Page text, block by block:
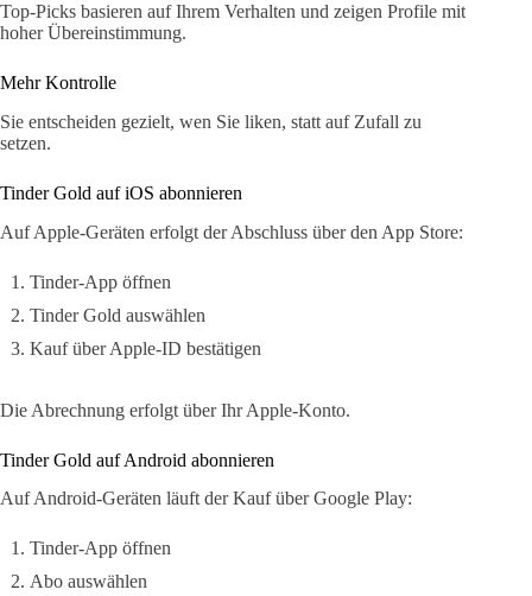
Top-Picks basieren auf Ihrem Verhalten und zeigen Profile mit
hoher Übereinstimmung.
Mehr Kontrolle
Sie entscheiden gezielt, wen Sie liken, statt auf Zufall zu
setzen.
Tinder Gold auf iOS abonnieren
Auf Apple-Geräten erfolgt der Abschluss über den App Store:
Tinder-App öffnen
Tinder Gold auswählen
Kauf über Apple-ID bestätigen
Die Abrechnung erfolgt über Ihr Apple-Konto.
Tinder Gold auf Android abonnieren
Auf Android-Geräten läuft der Kauf über Google Play:
Tinder-App öffnen
Abo auswählen